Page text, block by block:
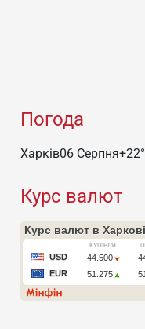
Погода
Харків06 Серпня+22°
Курс валют